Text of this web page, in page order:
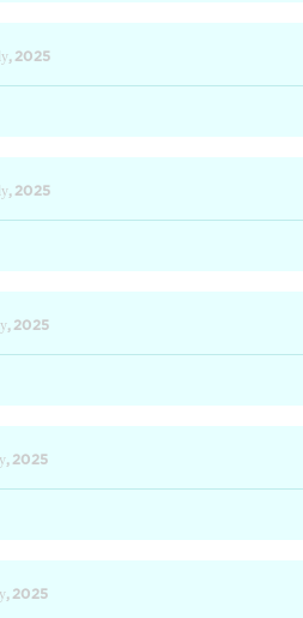
2025
2025
2025
2025
2025